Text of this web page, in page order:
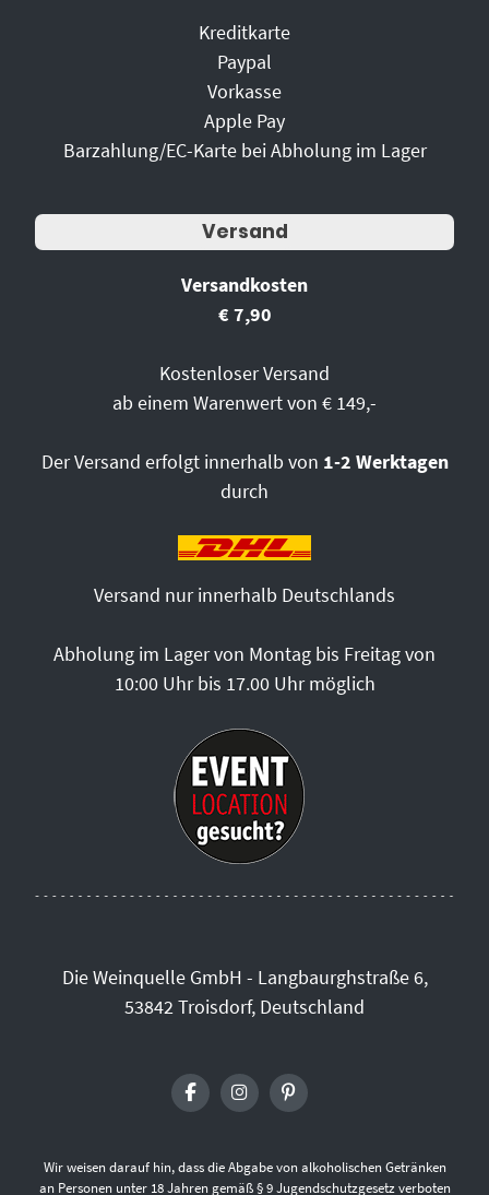
Kreditkarte
Paypal
Vorkasse
Apple Pay
Barzahlung/EC-Karte bei Abholung im Lager
Versand
Versandkosten
€ 7,90
Kostenloser Versand
ab einem Warenwert von € 149,-
Der Versand erfolgt innerhalb von 1-2 Werktagen
durch
Versand nur innerhalb Deutschlands
Abholung im Lager von Montag bis Freitag von
10:00 Uhr bis 17.00 Uhr möglich
Die Weinquelle GmbH - Langbaurghstraße 6,
53842 Troisdorf, Deutschland
Wir weisen darauf hin, dass die Abgabe von alkoholischen Getränken
an Personen unter 18 Jahren gemäß § 9 Jugendschutzgesetz verboten